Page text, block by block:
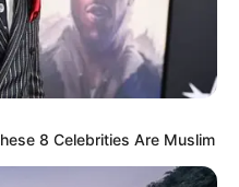
8 Celebrities Are Muslim